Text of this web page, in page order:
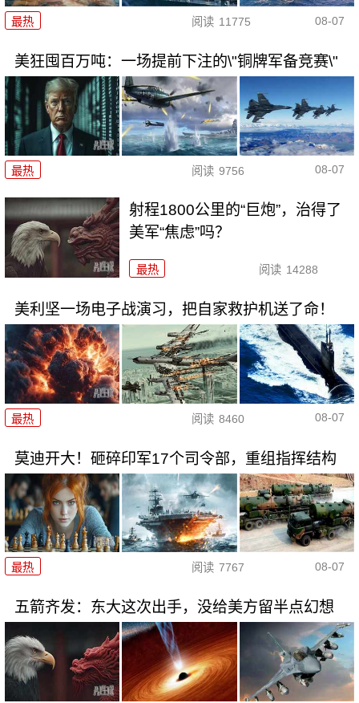
最热 阅读 11775 08-07
美狂囤百万吨：一场提前下注的\"铜牌军备竞赛\"
最热 阅读 9756 08-07
射程1800公里的“巨炮”，治得了
美军“焦虑”吗？
最热 阅读 14288
美利坚一场电子战演习，把自家救护机送了命！
最热 阅读 8460 08-07
莫迪开大！砸碎印军17个司令部，重组指挥结构
最热 阅读 7767 08-07
五箭齐发：东大这次出手，没给美方留半点幻想